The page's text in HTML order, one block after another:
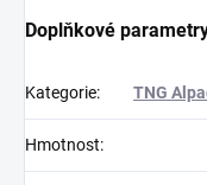
Doplňkové
Kategorie: TNG
Hmotnost: